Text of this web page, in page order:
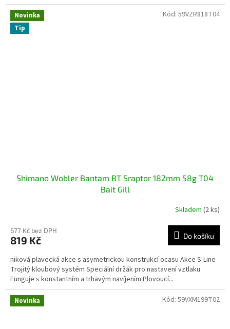
Novinka
Tip
Shimano Wobler Bantam BT Sraptor 182mm 58g T04
Bait Gill
Skladem (2 ks)
677 Kč bez DPH
819 Kč Do košíku
niková plavecká akce s asymetrickou konstrukcí ocasu Akce S-Line
Trojitý kloubový systém Speciální držák pro nastavení vztlaku
Funguje s konstantním a trhavým navíjením Plovoucí...
Kód: 59VZR818T04
Novinka Kód: 59VXM199T02